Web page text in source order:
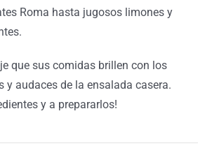
Roma hasta jugosos limones y
que sus comidas brillen con los
y audaces de la ensalada casera.
y a prepararlos!